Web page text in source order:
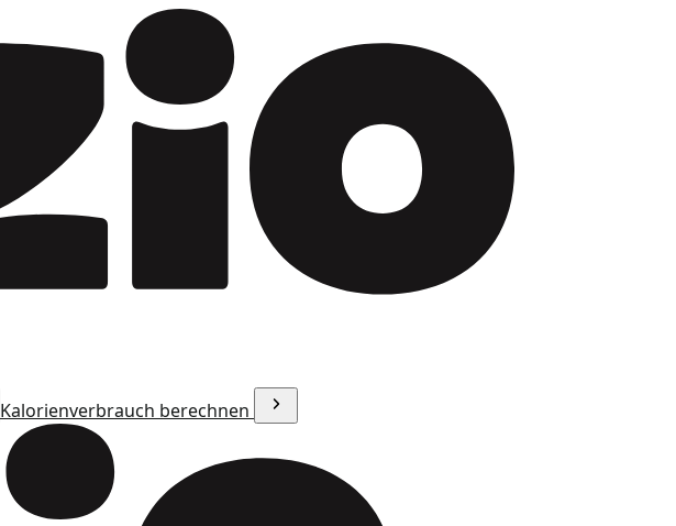
Kalorienverbrauch berechnen